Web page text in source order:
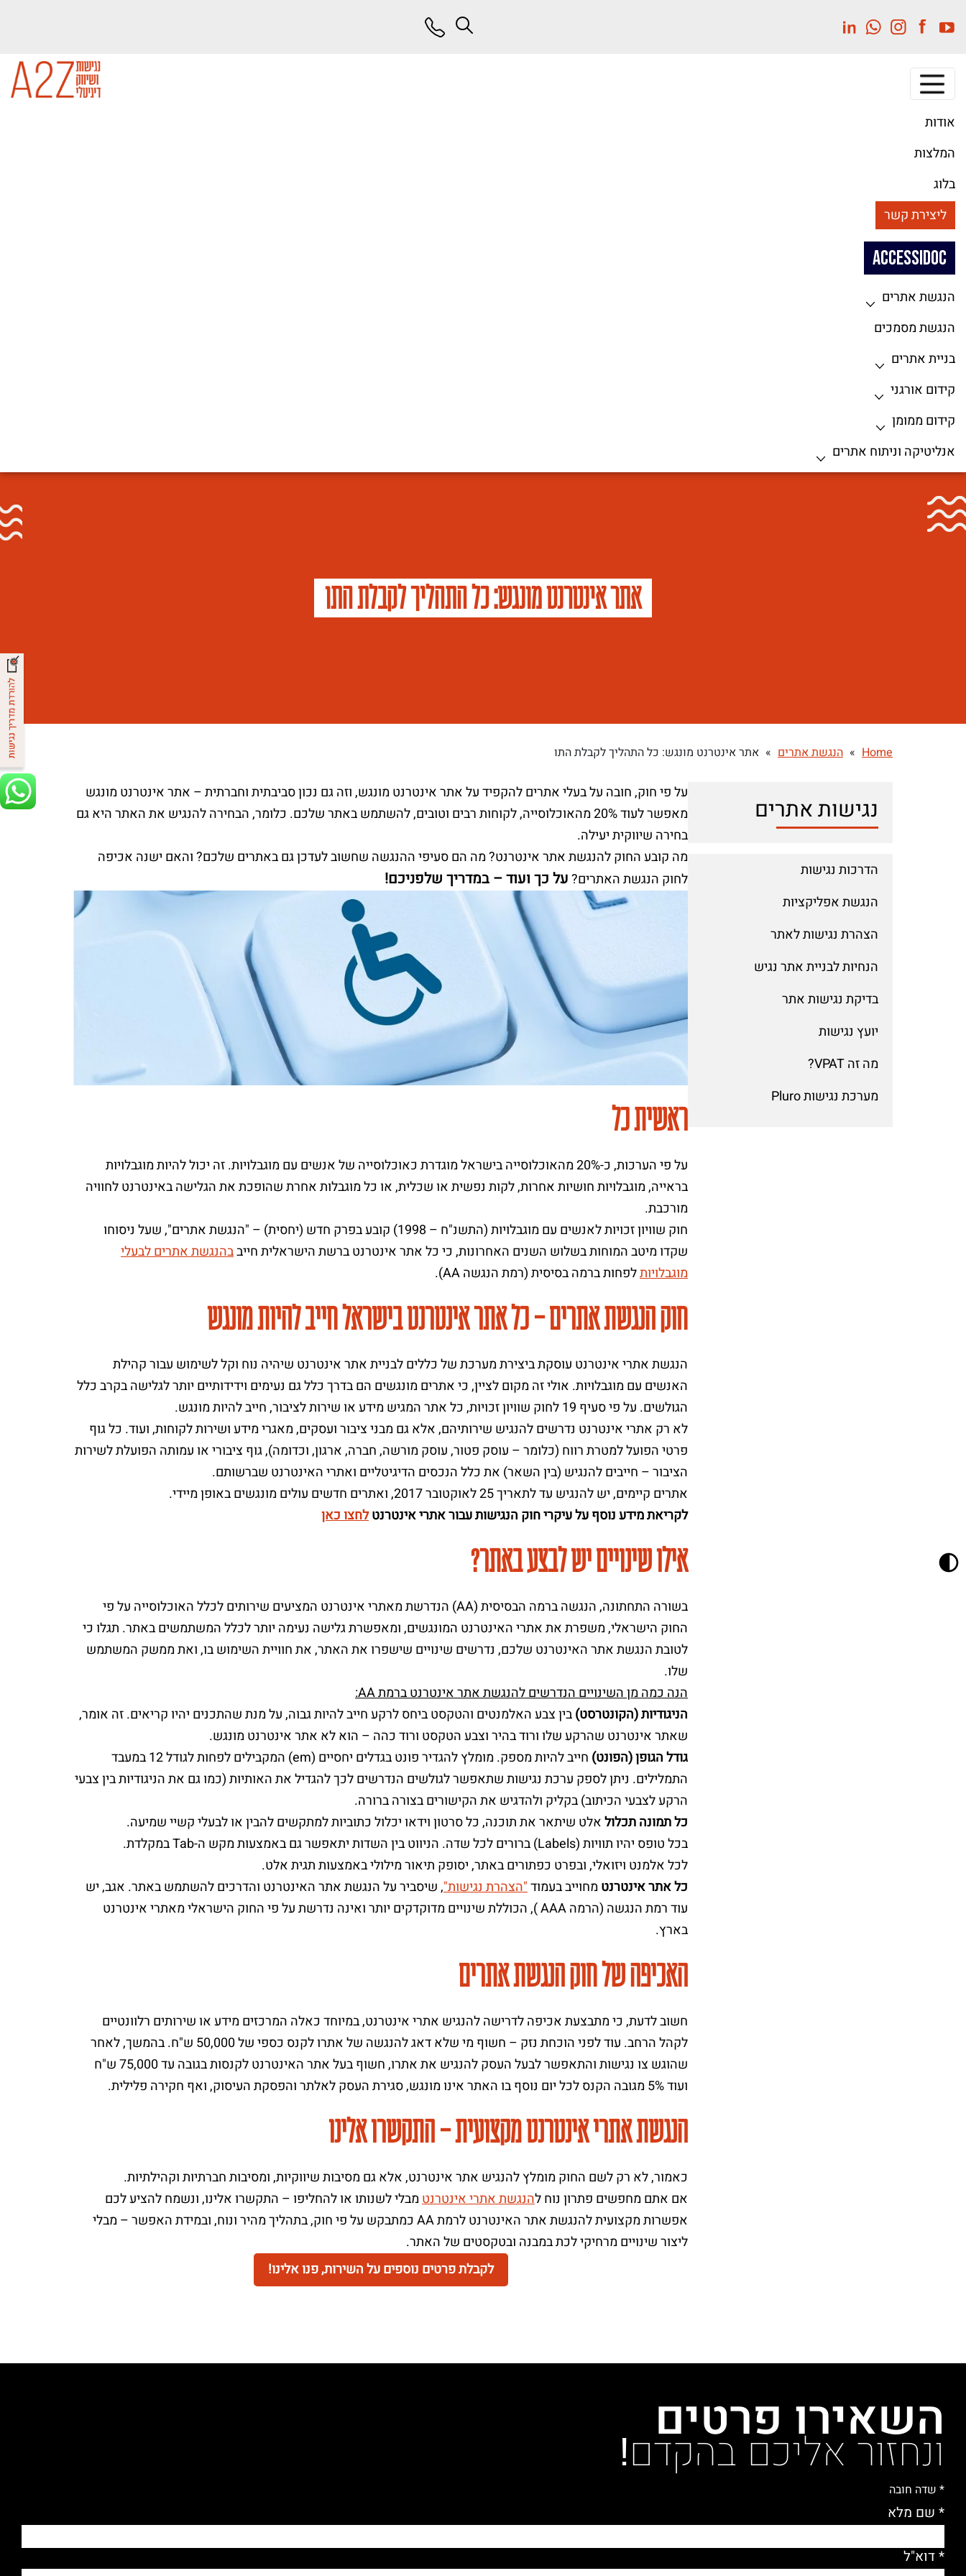
לתוכן
המרכזי
אודות
המלצות
בלוג
ליצירת קשר
ACCESSIDOC
הנגשת אתרים
הנגשת מסמכים
בניית אתרים
קידום אורגני
קידום ממומן
אנליטיקה וניתוח אתרים
אתר אינטרנט מונגש: כל התהליך לקבלת התו
Home
» הנגשת אתרים » אתר אינטרנט מונגש: כל התהליך לקבלת התו
נגישות אתרים
הדרכות נגישות
הנגשת אפליקציות
הצהרת נגישות לאתר
הנחיות לבניית אתר נגיש
בדיקת נגישות אתר
יועץ נגישות
מה זה VPAT?
מערכת נגישות Pluro
על פי חוק, חובה על בעלי אתרים להקפיד על אתר אינטרנט מונגש, וזה גם נכון סביבתית וחברתית – אתר אינטרנט מונגש
מאפשר לעוד 20% מהאוכלוסייה, לקוחות רבים וטובים, להשתמש באתר שלכם. כלומר, הבחירה להנגיש את האתר היא גם
בחירה שיווקית יעילה.
מה קובע החוק להנגשת אתר אינטרנט? מה הם סעיפי ההנגשה שחשוב לעדכן גם באתרים שלכם? והאם ישנה אכיפה
לחוק הנגשת האתרים?על כך ועוד – במדריך שלפניכם!
ראשית כל
על פי הערכות, כ-20% מהאוכלוסייה בישראל מוגדרת כאוכלוסייה של אנשים עם מוגבלויות. זה יכול להיות מוגבלויות
בראייה, מוגבלויות חושיות אחרות, לקות נפשית או שכלית, או כל מוגבלות אחרת שהופכת את הגלישה באינטרנט לחוויה
מורכבת.
חוק שוויון זכויות לאנשים עם מוגבלויות (התשנ"ח – 1998) קובע בפרק חדש (יחסית) – "הנגשת אתרים", שעל ניסוחו
שקדו מיטב המוחות בשלוש השנים האחרונות, כי כל אתר אינטרנט ברשת הישראלית חייבבהנגשת אתרים לבעלי
מוגבלויותלפחות ברמה בסיסית (רמת הנגשה AA).
חוק הנגשת אתרים – כל אתר אינטרנט בישראל חייב להיות מונגש
הנגשת אתרי אינטרנט עוסקת ביצירת מערכת של כללים לבניית אתר אינטרנט שיהיה נוח וקל לשימוש עבור קהילת
האנשים עם מוגבלויות. אולי זה מקום לציין, כי אתרים מונגשים הם בדרך כלל גם נעימים וידידותיים יותר לגלישה בקרב כלל
הגולשים. על פי סעיף 19 לחוק שוויון זכויות, כל אתר המגיש מידע או שירות לציבור, חייב להיות מונגש.
לא רק אתרי אינטרנט נדרשים להנגיש שירותיהם, אלא גם מבני ציבור ועסקים, מאגרי מידע ושירות לקוחות, ועוד. כל גוף
פרטי הפועל למטרת רווח (כלומר – עוסק פטור, עוסק מורשה, חברה, ארגון, וכדומה), גוף ציבורי או עמותה הפועלת לשירות
הציבור – חייבים להנגיש (בין השאר) את כלל הנכסים הדיגיטליים ואתרי האינטרנט שברשותם.
אתרים קיימים, יש להנגיש עד לתאריך 25 לאוקטובר 2017, ואתרים חדשים עולים מונגשים באופן מיידי.
לקריאת מידע נוסף על עיקרי חוק הנגישות עבור אתרי אינטרנטלחצו כאן
אילו שינויים יש לבצע באתר?
בשורה התחתונה, הנגשה ברמה הבסיסית (AA) הנדרשת מאתרי אינטרנט המציעים שירותים לכלל האוכלוסייה על פי
החוק הישראלי, משפרת את אתרי האינטרנט המונגשים, ומאפשרת גלישה נעימה יותר לכלל המשתמשים באתר. תגלו כי
לטובת הנגשת אתר האינטרנט שלכם, נדרשים שינויים שישפרו את האתר, את חוויית השימוש בו, ואת ממשק המשתמש
שלו.
הנה כמה מן השינויים הנדרשים להנגשת אתר אינטרנט ברמת AA:
הניגודיות (הקונטרסט)בין צבע האלמנטים והטקסט ביחס לרקע חייב להיות גבוה, על מנת שהתכנים יהיו קריאים. זה אומר,
שאתר אינטרנט שהרקע שלו ורוד בהיר וצבע הטקסט ורוד כהה – הוא לא אתר אינטרנט מונגש.
גודל הגופן (הפונט)
חייב להיות מספק. מומלץ להגדיר פונט בגדלים יחסיים (em) המקבילים לפחות לגודל 12 במעבד
התמלילים. ניתן לספק ערכת נגישות שתאפשר לגולשים הנדרשים לכך להגדיל את האותיות (כמו גם את הניגודיות בין צבעי
הרקע לצבעי הכיתוב) בקליק ולהדגיש את הקישורים בצורה ברורה.
כל תמונה תכלולאלט שיתאר את תוכנה, כל סרטון וידאו יכלול כתוביות למתקשים להבין או לבעלי קשיי שמיעה.
בכל טופס יהיו תוויות (Labels) ברורים לכל שדה. הניווט בין השדות יתאפשר גם באמצעות מקש ה-Tab במקלדת.
לכל אלמנט ויזואלי, ובפרט כפתורים באתר, יסופק תיאור מילולי באמצעות תגית אלט.
כל אתר אינטרנט מחוייב בעמוד"הצהרת נגישות", שיסביר על הנגשת אתר האינטרנט והדרכים להשתמש באתר. אגב, יש
עוד רמת הנגשה (הרמה AAA ), הכוללת שינויים מדוקדקים יותר ואינה נדרשת על פי החוק הישראלי מאתרי אינטרנט
בארץ.
האכיפה של חוק הנגשת אתרים
חשוב לדעת, כי מתבצעת אכיפה לדרישה להנגיש אתרי אינטרנט, במיוחד כאלה המרכזים מידע או שירותים רלוונטיים
לקהל הרחב. עוד לפני הוכחת נזק – חשוף מי שלא דאג להנגשה של אתרו לקנס כספי של 50,000 ש"ח. בהמשך, לאחר
שהוגש צו נגישות והתאפשר לבעל העסק להנגיש את אתרו, חשוף בעל אתר האינטרנט לקנסות בגובה עד 75,000 ש"ח
ועוד 5% מגובה הקנס לכל יום נוסף בו האתר אינו מונגש, סגירת העסק לאלתר והפסקת העיסוק, ואף חקירה פלילית.
הנגשת אתרי אינטרנט מקצועית – התקשרו אלינו
כאמור, לא רק לשם החוק מומלץ להנגיש אתר אינטרנט, אלא גם מסיבות שיווקיות, ומסיבות חברתיות וקהילתיות.
אם אתם מחפשים פתרון נוח להנגשת אתרי אינטרנטמבלי לשנותו או להחליפו – התקשרו אלינו, ונשמח להציע לכם
אפשרות מקצועית להנגשת אתר האינטרנט לרמת AA כמתבקש על פי חוק, בתהליך מהיר ונוח, ובמידת האפשר – מבלי
ליצור שינויים מרחיקי לכת במבנה ובטקסטים של האתר.
לקבלת פרטים נוספים על השירות, פנו אלינו!
השאירו פרטים
ונחזור אליכם בהקדם!
* שדה חובה
* שם מלא
* דוא"ל